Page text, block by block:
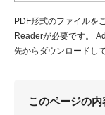
PDF形式のファイルを
Readerが必要です。
先からダウンロードし
このページの